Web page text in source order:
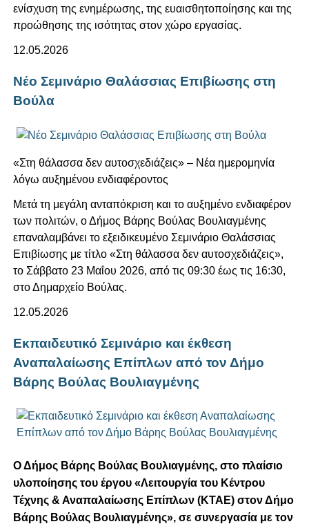
ενίσχυση της ενημέρωσης, της ευαισθητοποίησης και της
προώθησης της ισότητας στον χώρο εργασίας.
12.05.2026
Νέο Σεμινάριο Θαλάσσιας Επιβίωσης στη
Βούλα
«Στη θάλασσα δεν αυτοσχεδιάζεις» – Νέα ημερομηνία
λόγω αυξημένου ενδιαφέροντος
Μετά τη μεγάλη ανταπόκριση και το αυξημένο ενδιαφέρον
των πολιτών, ο Δήμος Βάρης Βούλας Βουλιαγμένης
επαναλαμβάνει το εξειδικευμένο Σεμινάριο Θαλάσσιας
Επιβίωσης με τίτλο «Στη θάλασσα δεν αυτοσχεδιάζεις»,
το Σάββατο 23 Μαΐου 2026, από τις 09:30 έως τις 16:30,
στο Δημαρχείο Βούλας.
12.05.2026
Εκπαιδευτικό Σεμινάριο και έκθεση
Αναπαλαίωσης Επίπλων από τον Δήμο
Βάρης Βούλας Βουλιαγμένης
Ο Δήμος Βάρης Βούλας Βουλιαγμένης, στο πλαίσιο
υλοποίησης του έργου «Λειτουργία του Κέντρου
Τέχνης & Αναπαλαίωσης Επίπλων (ΚΤΑΕ) στον Δήμο
Βάρης Βούλας Βουλιαγμένης», σε συνεργασία με τον